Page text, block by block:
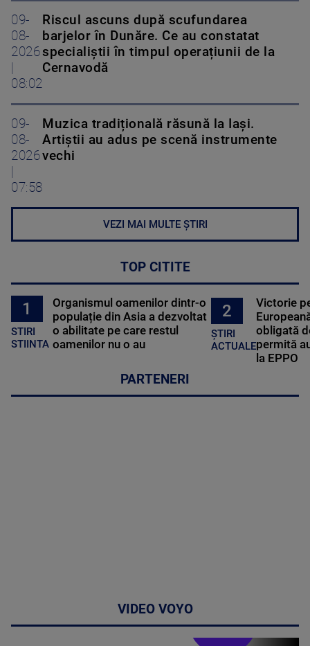
09-
08-
2026
08:02
Riscul ascuns după scufundarea
barjelor în Dunăre. Ce au constatat
specialiștii în timpul operațiunii de la
Cernavodă
09-
08-
2026
07:58
Muzica tradițională răsună la Iași.
Artiștii au adus pe scenă instrumente
vechi
VEZI MAI MULTE ȘTIRI
TOP CITITE
1
STIRI
STIINTA
Organismul oamenilor dintr-o
populație din Asia a dezvoltat
o abilitate pe care restul
oamenilor nu o au
2
ȘTIRI
ACTUALE
Victorie
obligată
permită
la EPPO
PARTENERI
VIDEO VOYO